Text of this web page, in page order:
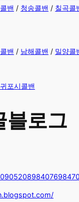
밴 / 청송콜밴 / 칠곡콜
밴 / 남해콜밴 / 밀양콜
포시콜밴
블로그